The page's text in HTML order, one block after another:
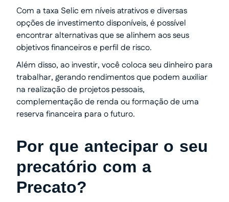
Com a taxa Selic em níveis atrativos e diversas
opções de investimento disponíveis, é possível
encontrar alternativas que se alinhem aos seus
objetivos financeiros e perfil de risco.
Além disso, ao investir, você coloca seu dinheiro para
trabalhar, gerando rendimentos que podem auxiliar
na realização de projetos pessoais,
complementação de renda ou formação de uma
reserva financeira para o futuro.
Por que antecipar o seu
precatório com a
Precato?